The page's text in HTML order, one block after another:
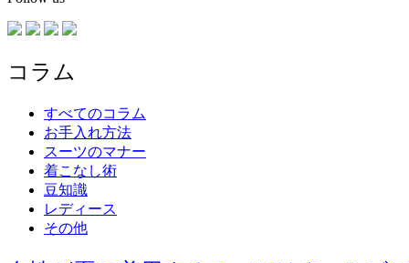
コラム
すべてのコラム
お手入れ方法
スーツのマナー
着こなし術
豆知識
レディース
その他